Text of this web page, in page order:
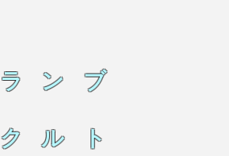
ラ ン ブ
ク ル ト